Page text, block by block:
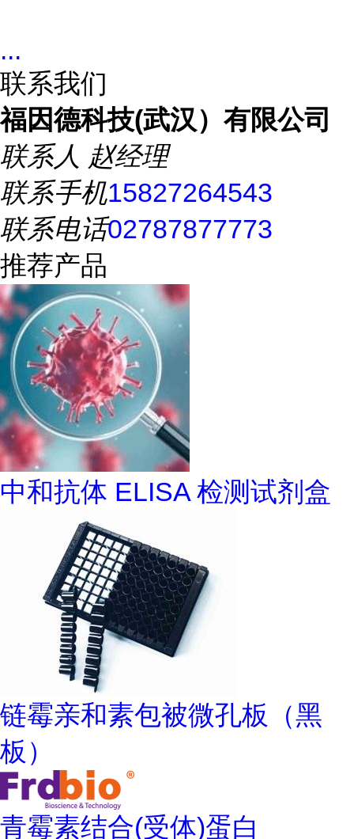
...
联系我们
福因德科技(武汉）有限公司
联系人 赵经理
联系手机15827264543
联系电话02787877773
推荐产品
中和抗体 ELISA 检测试剂盒
链霉亲和素包被微孔板（黑
板）
青霉素结合(受体)蛋白